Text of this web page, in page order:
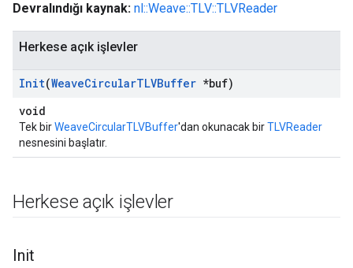
Devralındığı kaynak: nl::Weave::TLV::TLVReader
Herkese açık işlevler
Init(WeaveCircularTLVBuffer *buf)
void
Tek birWeaveCircularTLVBuffer'dan okunacak birTLVReader
nesnesini başlatır.
Herkese açık işlevler
Init